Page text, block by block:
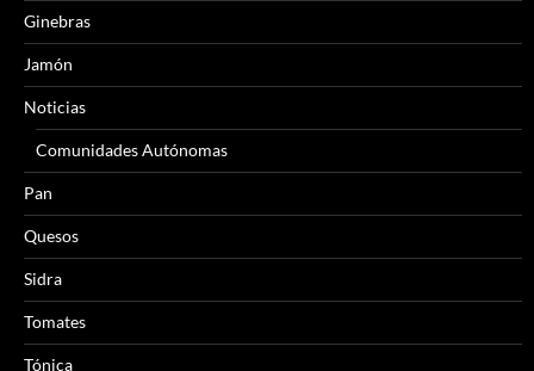
Ginebras
Jamón
Noticias
Comunidades Autónomas
Pan
Quesos
Sidra
Tomates
Tónica